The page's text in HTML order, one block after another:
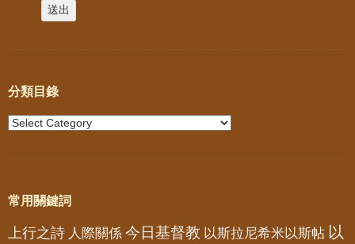
分類目錄
常用關鍵詞
上行之詩 人際關係 今日基督教 以斯拉尼希米以斯帖 以